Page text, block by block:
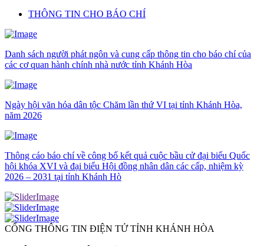
THÔNG TIN CHO BÁO CHÍ
Danh sách người phát ngôn và cung cấp thông tin cho báo chí của
các cơ quan hành chính nhà nước tỉnh Khánh Hòa
Ngày hội văn hóa dân tộc Chăm lần thứ VI tại tỉnh Khánh Hòa,
năm 2026
Thông cáo báo chí về công bố kết quả cuộc bầu cử đại biểu Quốc
hội khóa XVI và đại biểu Hội đồng nhân dân các cấp, nhiệm kỳ
2026 – 2031 tại tỉnh Khánh Hò
CỔNG THÔNG TIN ĐIỆN TỬ TỈNH KHÁNH HÒA